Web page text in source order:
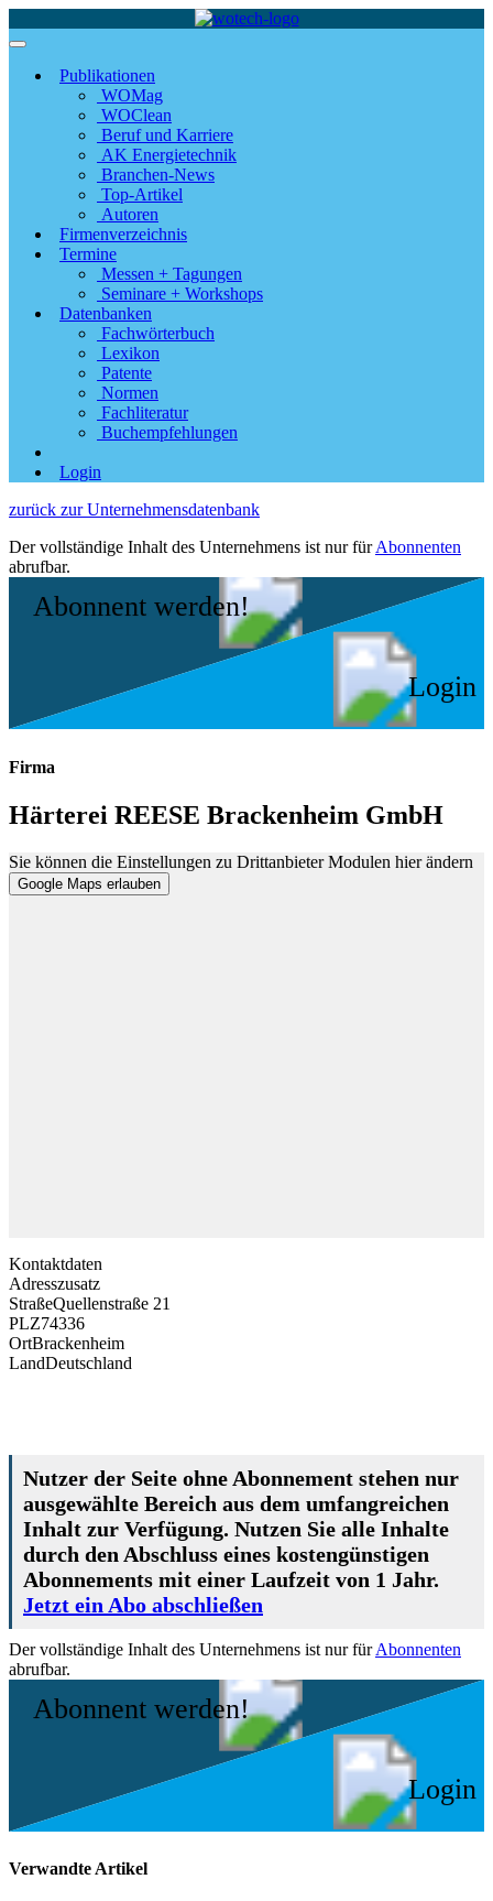
Publikationen
WOMag
WOClean
Beruf und Karriere
AK Energietechnik
Branchen-News
Top-Artikel
Autoren
Firmenverzeichnis
Termine
Messen + Tagungen
Seminare + Workshops
Datenbanken
Fachwörterbuch
Lexikon
Patente
Normen
Fachliteratur
Buchempfehlungen
Login
zurück zur Unternehmensdatenbank
Der vollständige Inhalt des Unternehmens ist nur fürAbonnenten
abrufbar.
Abonnent werden!
Login
Firma
Härterei REESE Brackenheim GmbH
Sie können die Einstellungen zu Drittanbieter Modulen hier ändern
Google Maps erlauben
Kontaktdaten
Adresszusatz
StraßeQuellenstraße 21
PLZ74336
OrtBrackenheim
LandDeutschland
Nutzer der Seite ohne Abonnement stehen nur
ausgewählte Bereich aus dem umfangreichen
Inhalt zur Verfügung. Nutzen Sie alle Inhalte
durch den Abschluss eines kostengünstigen
Abonnements mit einer Laufzeit von 1 Jahr.
Jetzt ein Abo abschließen
Der vollständige Inhalt des Unternehmens ist nur fürAbonnenten
abrufbar.
Abonnent werden!
Login
Verwandte Artikel